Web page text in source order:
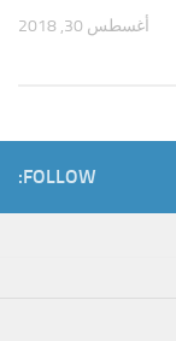
أغسطس 30, 2018
FOLLOW: